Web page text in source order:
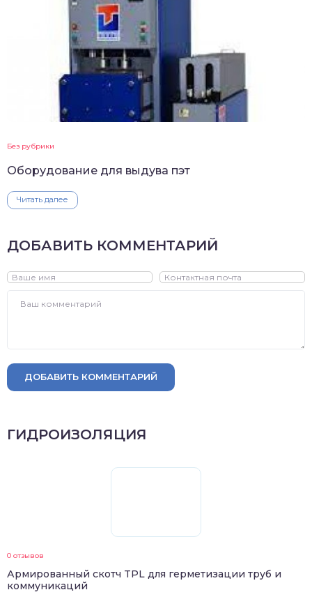
Без рубрики
Оборудование для выдува пэт
Читать далее
ДОБАВИТЬ КОММЕНТАРИЙ
ДОБАВИТЬ КОММЕНТАРИЙ
ГИДРОИЗОЛЯЦИЯ
0 отзывов
Армированный скотч TPL для герметизации труб и
коммуникаций